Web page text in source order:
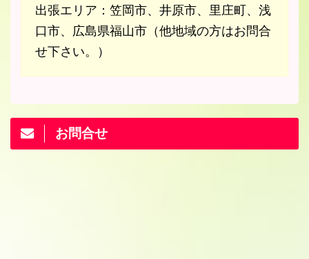
出張エリア：笠岡市、井原市、里庄町、浅
口市、広島県福山市（他地域の方はお問合
せ下さい。）
お問合せ